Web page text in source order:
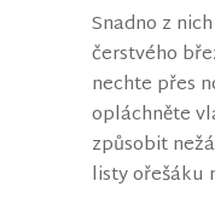
Snadno z
čerstvého
nechte přes
opláchněte
způsobit
listy ořešáku